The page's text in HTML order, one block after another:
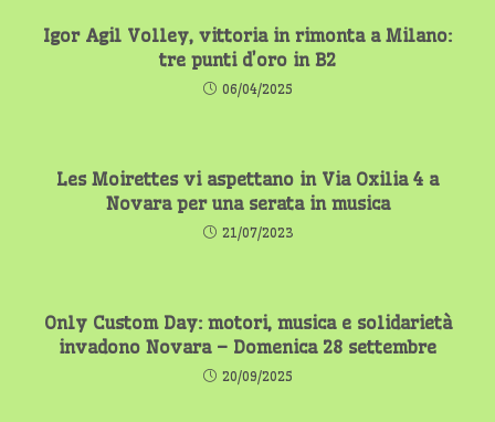
Igor Agil Volley, vittoria in rimonta a Milano:
tre punti d’oro in B2
06/04/2025
Les Moirettes vi aspettano in Via Oxilia 4 a
Novara per una serata in musica
21/07/2023
Only Custom Day: motori, musica e solidarietà
invadono Novara – Domenica 28 settembre
20/09/2025